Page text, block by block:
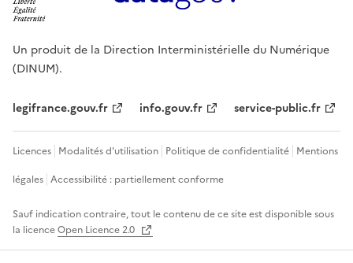
Un produit de la Direction Interministérielle du Numérique
(DINUM).
legifrance.gouv.fr info.gouv.fr service-public.fr
Licences Modalités d'utilisation Politique de confidentialité Mentions
légales Accessibilité : partiellement conforme
Sauf indication contraire, tout le contenu de ce site est disponible sous
la licenceOpen Licence 2.0